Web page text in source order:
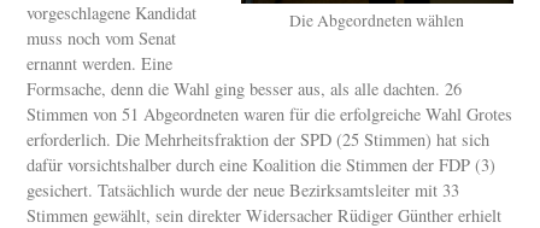
Die Abgeordneten wählen
vorgeschlagene Kandidat
muss noch vom Senat
ernannt werden. Eine
Formsache, denn die Wahl ging besser aus, als alle dachten. 26
Stimmen von 51 Abgeordneten waren für die erfolgreiche Wahl Grotes
erforderlich. Die Mehrheitsfraktion der SPD (25 Stimmen) hat sich
dafür vorsichtshalber durch eine Koalition die Stimmen der FDP (3)
gesichert. Tatsächlich wurde der neue Bezirksamtsleiter mit 33
Stimmen gewählt, sein direkter Widersacher Rüdiger Günther erhielt